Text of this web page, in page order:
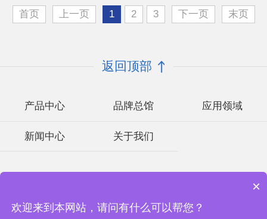
首页 上一页 1 2 3 下一页 末页
返回顶部
产品中心 品牌总馆 应用领域
新闻中心 关于我们
×
欢迎来到本网站，请问有什么可以帮您？